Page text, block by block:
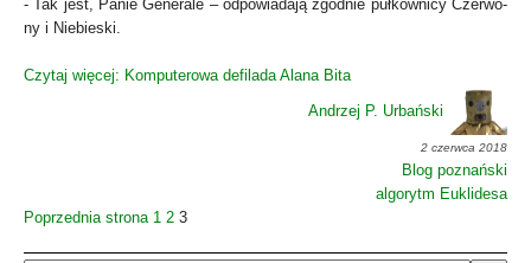
- Tak jest, Panie Gene­ra­le – odpo­wia­da­ją zgod­nie puł­kow­ni­cy Czer­wo­
ny i Nie­bie­ski.
Czy­taj wię­cej: Kom­pu­te­ro­wa defi­la­da Ala­na Bita
Andrzej P. Urbański
2 czerwca 2018
Blog poznański
algorytm Euklidesa
Poprzednia strona 1 2 3